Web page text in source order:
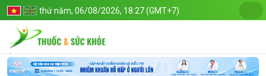
thứ năm, 06/08/2026, 18:27 (GMT+7)